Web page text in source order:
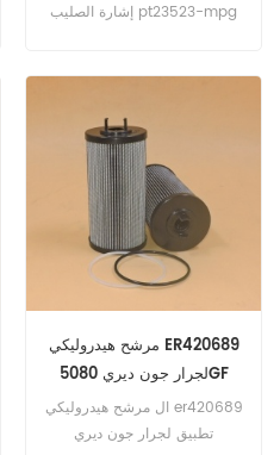
إشارة الصليب pt23523-mpg
مرشح هيدروليكي ER420689
لجرار جون ديري 5080GF
5080G 5080GV
ال مرشح هيدروليكي er420689
تطبيق لجرار جون ديري